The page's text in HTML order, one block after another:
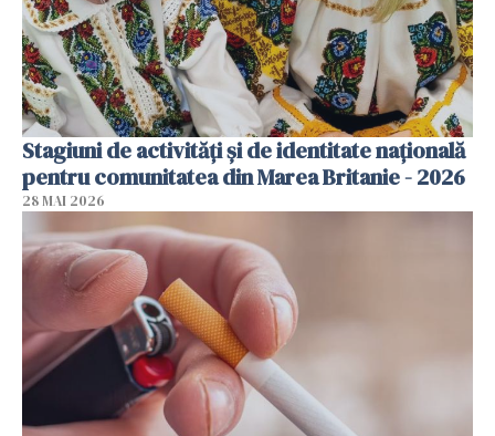
Stagiuni de activități și de identitate națională
pentru comunitatea din Marea Britanie - 2026
28 MAI 2026